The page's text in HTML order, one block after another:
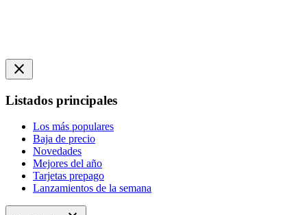
close
Listados principales
Los más populares
Baja de precio
Novedades
Mejores del año
Tarjetas prepago
Lanzamientos de la semana